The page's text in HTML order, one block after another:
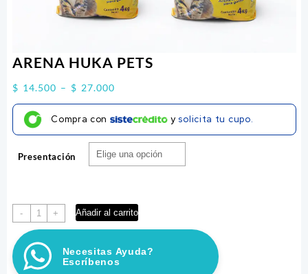
ARENA HUKA PETS
$ 14.500 – $ 27.000Price
range:
$ 14.500
through
$ 27.000
Compra con y solicita tu cupo.
Presentación
-
ARENA
HUKA
PETS
cantidad
+ Añadir al carrito
Necesitas Ayuda?
Escríbenos